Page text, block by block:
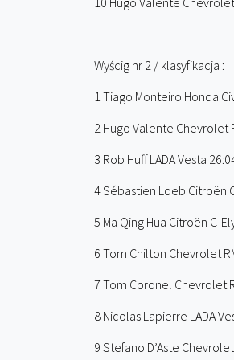
Wyścig nr 2 / klasyfikacja :
1 Tiago Monteiro Honda
2 Hugo Valente Chevrolet
3 Rob Huff LADA Vesta
4 Sébastien Loeb Citroën
5 Ma Qing Hua Citroën C-
6 Tom Chilton Chevrolet
7 Tom Coronel Chevrolet
8 Nicolas Lapierre LADA
9 Stefano D’Aste